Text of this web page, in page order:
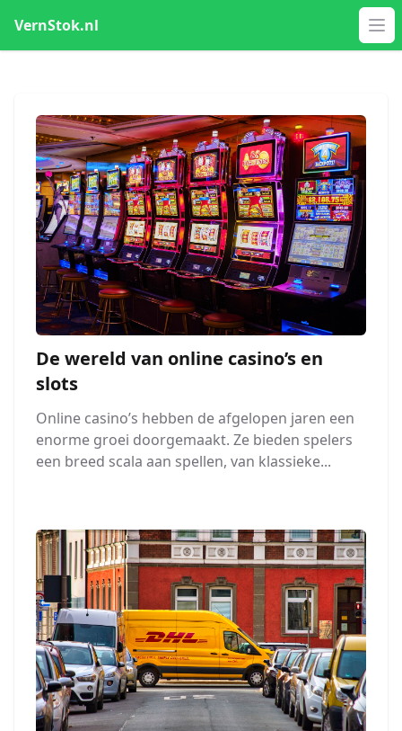
VernStok.nl
De wereld van online casino’s en
slots
Online casino’s hebben de afgelopen jaren een
enorme groei doorgemaakt. Ze bieden spelers
een breed scala aan spellen, van klassieke...